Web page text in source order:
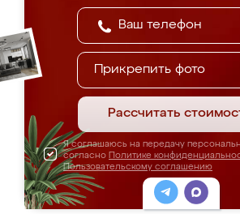
Прикрепить фото
Рассчитать
Я соглашаюсь на передачу
согласно Политике
Пользовательскому соглашению